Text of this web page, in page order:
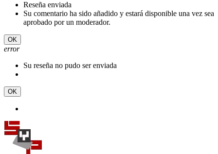
Reseña enviada
Su comentario ha sido añadido y estará disponible una vez sea
aprobado por un moderador.
OK
error
Su reseña no pudo ser enviada
OK